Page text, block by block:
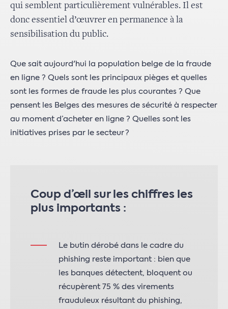
qui semblent particulièrement vulnérables. Il est
donc essentiel d’œuvrer en permanence à la
sensibilisation du public.
Que sait aujourd'hui la population belge de la fraude
en ligne ? Quels sont les principaux pièges et quelles
sont les formes de fraude les plus courantes ? Que
pensent les Belges des mesures de sécurité à respecter
au moment d’acheter en ligne ? Quelles sont les
initiatives prises par le secteur ?
Coup d’œil sur les chiffres les
plus importants :
Le butin dérobé dans le cadre du
phishing reste important : bien que
les banques détectent, bloquent ou
récupèrent 75 % des virements
frauduleux résultant du phishing,